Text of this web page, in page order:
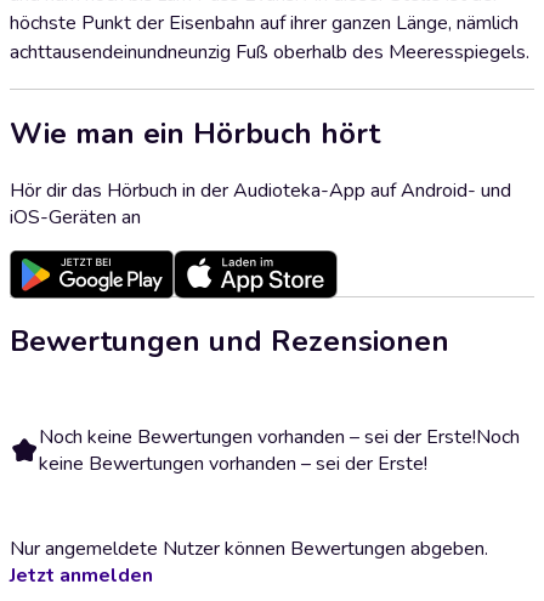
höchste Punkt der Eisenbahn auf ihrer ganzen Länge, nämlich
achttausendeinundneunzig Fuß oberhalb des Meeresspiegels.
Wie man ein Hörbuch hört
Hör dir das Hörbuch in der Audioteka-App auf Android- und
iOS-Geräten an
Bewertungen und Rezensionen
Noch keine Bewertungen vorhanden – sei der Erste!Noch
keine Bewertungen vorhanden – sei der Erste!
Nur angemeldete Nutzer können Bewertungen abgeben.
Jetzt anmelden